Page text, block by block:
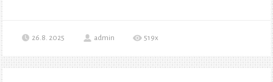
26.8. 2025 admin 519x